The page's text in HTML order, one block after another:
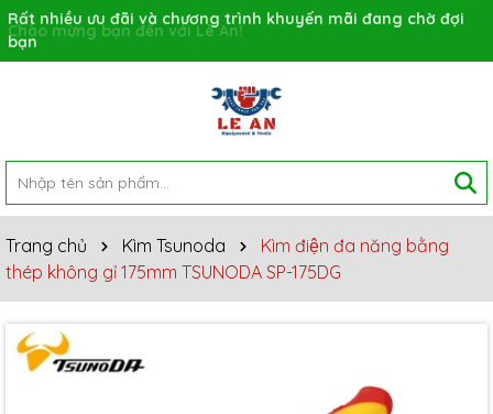
Rất nhiều ưu đãi và chương trình khuyến mãi đang chờ đợi
bạn
Trang chủ Kìm Tsunoda
Kìm điện đa năng bằng
thép không gỉ 175mm TSUNODA SP-175DG